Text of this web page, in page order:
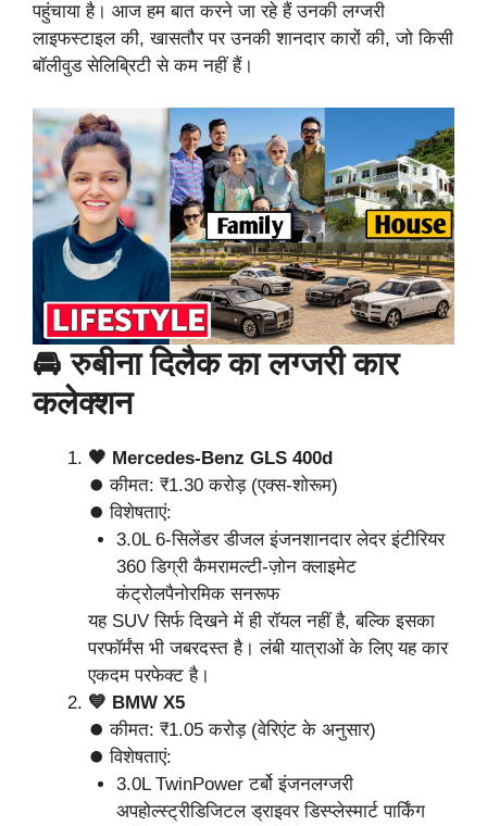
पहुंचाया है। आज हम बात करने जा रहे हैं उनकी लग्जरी
लाइफस्टाइल की, खासतौर पर उनकी शानदार कारों की, जो किसी
बॉलीवुड सेलिब्रिटी से कम नहीं हैं।
🚘 रुबीना दिलैक का लग्जरी कार
कलेक्शन
🖤 Mercedes-Benz GLS 400d
⏺ कीमत: ₹1.30 करोड़ (एक्स-शोरूम)
⏺ विशेषताएं:
3.0L 6-सिलेंडर डीजल इंजनशानदार लेदर इंटीरियर
360 डिग्री कैमरामल्टी-ज़ोन क्लाइमेट
कंट्रोलपैनोरमिक सनरूफ
यह SUV सिर्फ दिखने में ही रॉयल नहीं है, बल्कि इसका
परफॉर्मंस भी जबरदस्त है। लंबी यात्राओं के लिए यह कार
एकदम परफेक्ट है।
💙 BMW X5
⏺ कीमत: ₹1.05 करोड़ (वेरिएंट के अनुसार)
⏺ विशेषताएं:
3.0L TwinPower टर्बो इंजनलग्जरी
अपहोल्स्ट्रीडिजिटल ड्राइवर डिस्प्लेस्मार्ट पार्किंग